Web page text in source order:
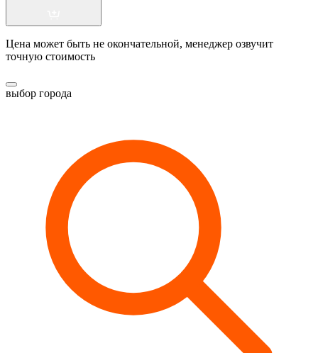
Цена может быть не окончательной, менеджер озвучит
точную стоимость
выбор города